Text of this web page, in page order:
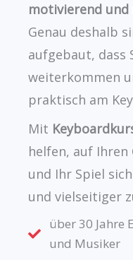
motivierend
Genau deshalb
aufgebaut, dass
weiterkommen
praktisch am
Mit
helfen, auf Ihren
und Ihr Spiel
und vielseitiger
über 30 Jahre
und Musiker